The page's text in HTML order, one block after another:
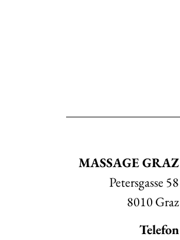
MASSAGE GRAZ
Petersgasse 58
8010 Graz
Telefon